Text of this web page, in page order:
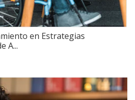
en Estrategias
A...